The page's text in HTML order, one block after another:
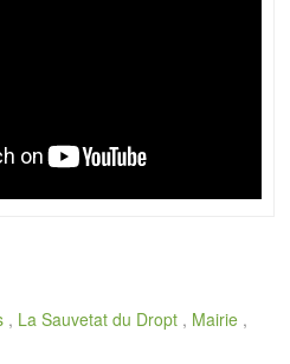
, La Sauvetat du Dropt , Mairie ,